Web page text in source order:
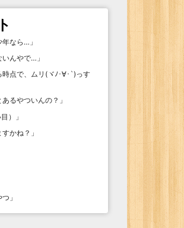
年なら… 」
いんやで… 」
時点で、ムリ(ヾﾉ･∀･`)っす
るやついんの？ 」
）
」
かね？ 」
つ 」